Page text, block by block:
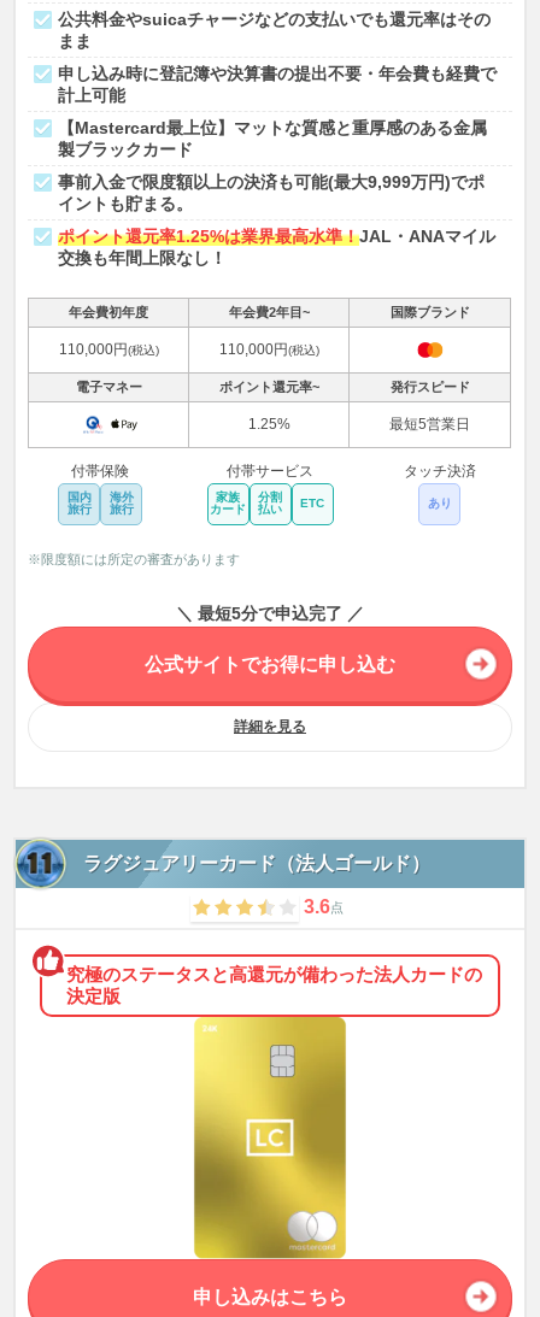
公共料金やsuicaチャージなどの支払いでも還元率はその
まま
申し込み時に登記簿や決算書の提出不要・年会費も経費で
計上可能
【Mastercard最上位】マットな質感と重厚感のある金属
製ブラックカード
事前入金で限度額以上の決済も可能(最大9,999万円)でポ
イントも貯まる。
ポイント還元率1.25%は業界最高水準！JAL・ANAマイル
交換も年間上限なし！
年会費初年度 年会費2年目~ 国際ブランド
110,000円(税込) 110,000円(税込)
電子マネー ポイント還元率~ 発行スピード
1.25% 最短5営業日
付帯保険
国内
旅行
海外
旅行
付帯サービス
家族
カード
分割
払い
ETC
タッチ決済
あり
※限度額には所定の審査があります
＼ 最短5分で申込完了 ／
公式サイトでお得に申し込む
詳細を見る
ラグジュアリーカード（法人ゴールド）
3.6点
究極のステータスと高還元が備わった法人カードの
決定版
申し込みはこちら